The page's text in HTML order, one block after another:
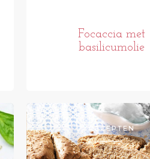
Focaccia met
basilicumolie
RECEPTEN